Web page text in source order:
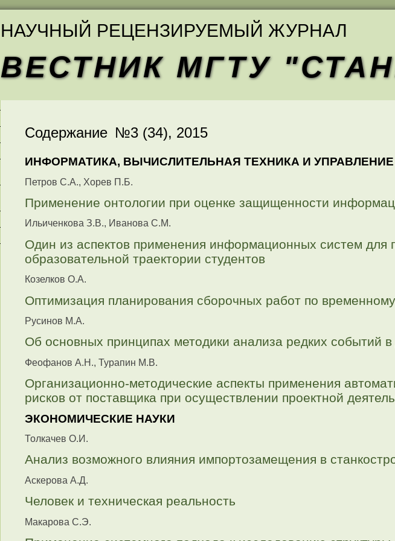
НАУЧНЫЙ РЕЦЕНЗИРУЕМЫЙ ЖУРНАЛ
ВЕСТНИК МГТУ
Содержание №3 (34), 2015
ИНФОРМАТИКА, ВЫЧИСЛИТЕЛЬНАЯ ТЕХНИКА И УПРАВЛЕНИЕ
Петров С.А., Хорев П.Б.
Применение онтологии при оценке защищенности
Ильиченкова З.В., Иванова С.М.
Один из аспектов применения информационных систем для
образовательной траектории студентов
Козелков О.А.
Оптимизация планирования сборочных работ по
Русинов М.А.
Об основных принципах методики анализа редких событий
Феофанов А.Н., Турапин М.В.
Организационно-методические аспекты применения
рисков от поставщика при осуществлении проектной
ЭКОНОМИЧЕСКИЕ НАУКИ
Толкачев О.И.
Анализ возможного влияния импортозамещения в
Аскерова А.Д.
Человек и техническая реальность
Макарова С.Э.